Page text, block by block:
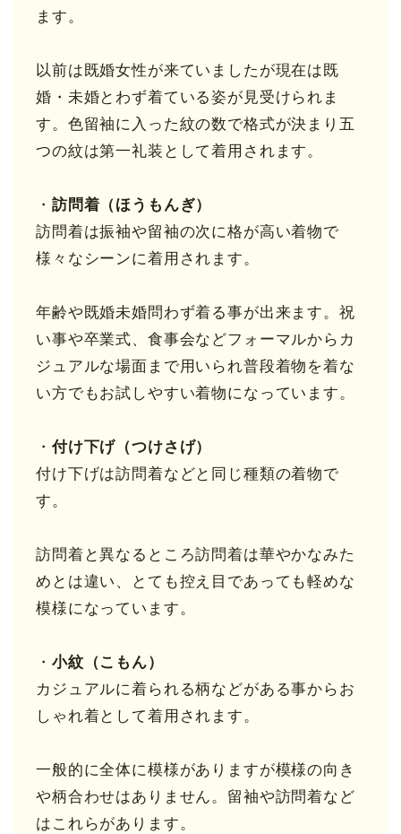
ます。
以前は既婚女性が来ていましたが現在は既
婚・未婚とわず着ている姿が見受けられま
す。色留袖に入った紋の数で格式が決まり五
つの紋は第一礼装として着用されます。
・ 訪問着（ほうもんぎ）
訪問着は振袖や留袖の次に格が高い着物で
様々なシーンに着用されます。
年齢や既婚未婚問わず着る事が出来ます。祝
い事や卒業式、食事会などフォーマルからカ
ジュアルな場面まで用いられ普段着物を着な
い方でもお試しやすい着物になっています。
・付け下げ（つけさげ）
付け下げは訪問着などと同じ種類の着物で
す。
訪問着と異なるところ訪問着は華やかなみた
めとは違い、とても控え目であっても軽めな
模様になっています。
・ 小紋（こもん）
カジュアルに着られる柄などがある事からお
しゃれ着として着用されます。
一般的に全体に模様がありますが模様の向き
や柄合わせはありません。留袖や訪問着など
はこれらがあります。